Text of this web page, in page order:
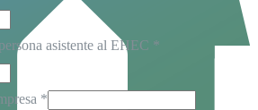
asistente al EHEC *
*